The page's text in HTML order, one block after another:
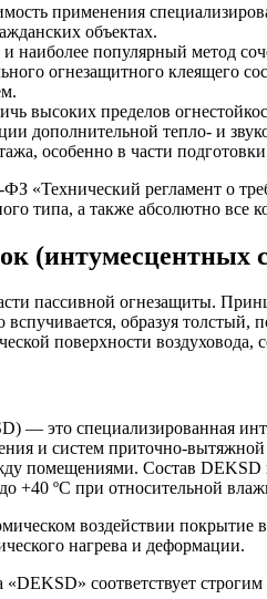
применения
объектах.
наиболее популярный метод
огнезащитного клеящего
высоких пределов
дополнительной тепло- и
особенно в части
«Технический регламент о
типа, а также абсолютно
(интумесцентных
пассивной огнезащиты.
образуя
поверхности воздуховода,
специализированная
и систем приточно-
помещениями. Состав
+40 ºС при относительной
воздействии
нагрева и деформации.
соответствует